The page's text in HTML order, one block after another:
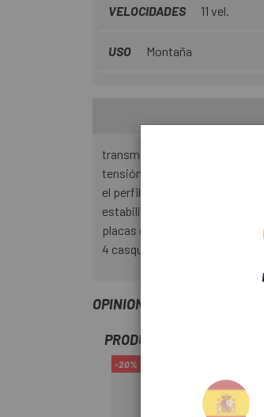
VELOCIDADES 11 vel.
USO Montaña
transmisión silenciosa en
tensión reducida del desviador
el perfil compacto limita el
estabilizador de cadena
placas de jaula pintadas
4 casquillos de pivote,
OPINIONES
PRODUCTOS SIMILARES
-20%